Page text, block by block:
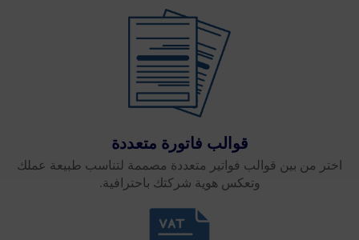
قوالب فاتورة متعددة
اختر من بين قوالب فواتير متعددة مصممة لتناسب طبيعة عملك
وتعكس هوية شركتك باحترافية.